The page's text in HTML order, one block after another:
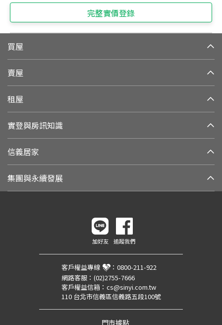
完整實價登錄
買屋
賣屋
租屋
實登與房訊知識
信義居家
集團與永續發展
加好友 追蹤我們
客戶權益專線 ： 0800-211-922
網路客服： (02)2755-7666
客戶權益信箱： cs@sinyi.com.tw
110 台北市信義區信義路五段100號
門市據點